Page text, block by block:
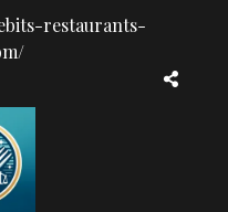
restaurants-